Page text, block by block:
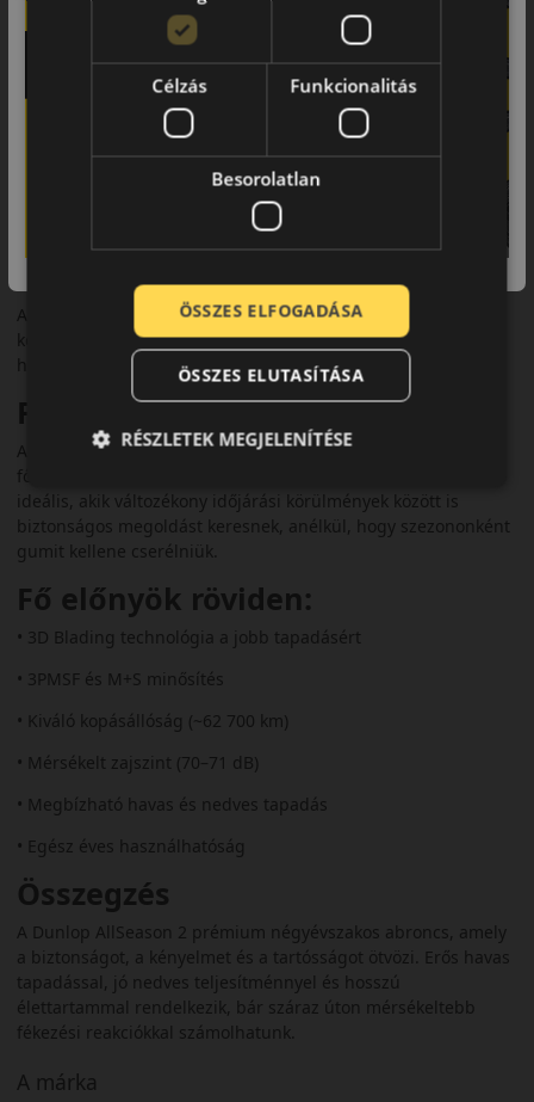
elvezetését, csökkentve az aquaplaning kockázatát.
Biztonsági jellemzők
Az abroncs rendelkezik M+S és 3PMSF minősítéssel, így téli
körülmények között is használható. Az EU címkén legtöbb
méretben C osztályú üzemanyag‑hatékonyságot és nedves
tapadást kapott, míg zajszintje B vagy C kategóriába esik (~70–
71 dB). ADAC teszteken kiemelkedő kopásállóságot mutatott,
akár 62 700 km futásteljesítményt is elérhet.
Komfort és zajszint
A Dunlop AllSeason 2 mérsékelt zajszinttel rendelkezik, így
kellemes és csendes utazást tesz lehetővé. A komfortos futás
hosszabb utak során is kényelmet biztosít.
Felhasználási ajánlás
Az AllSeason 2 személyautók és SUV‑ok számára ajánlott,
főként városi és országúti használatra. Azoknak a vezetőknek
ideális, akik változékony időjárási körülmények között is
biztonságos megoldást keresnek, anélkül, hogy szezononként
gumit kellene cserélniük.
Fő előnyök röviden:
• 3D Blading technológia a jobb tapadásért
• 3PMSF és M+S minősítés
• Kiváló kopásállóság (~62 700 km)
• Mérsékelt zajszint (70–71 dB)
• Megbízható havas és nedves tapadás
• Egész éves használhatóság
Összegzés
A Dunlop AllSeason 2 prémium négyévszakos abroncs, amely
a biztonságot, a kényelmet és a tartósságot ötvözi. Erős havas
tapadással, jó nedves teljesítménnyel és hosszú
élettartammal rendelkezik, bár száraz úton mérsékeltebb
fékezési reakciókkal számolhatunk.
A márka
Célzás Funkcionalitás
Besorolatlan
ÖSSZES ELFOGADÁSA
ÖSSZES ELUTASÍTÁSA
RÉSZLETEK MEGJELENÍTÉSE